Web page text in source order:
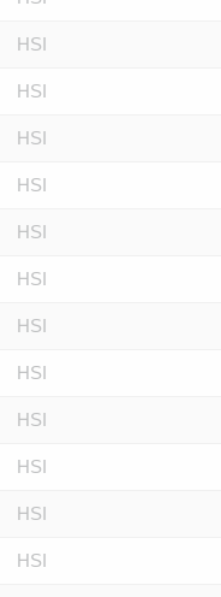
HSI
HSI
HSI
HSI
HSI
HSI
HSI
HSI
HSI
HSI
HSI
HSI